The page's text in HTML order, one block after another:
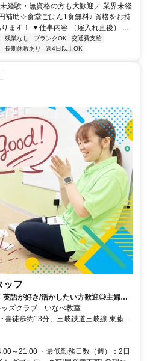
経験・無資格の方も大歓迎／ 業界未経
補助☆食堂ごはん1食無料♪ 資格をお持
ます！ ▼仕事内容 （雇入れ直後） ...
残業なし ブランクOK
交通費支給
長期休暇あり 週4日以上OK
ッフ
英語が好き/活かしたい方歓迎◎主婦
ッズクラブ いなべ教室
喜徒歩約13分、三岐鉄道三岐線 東藤原
勢治田徒歩約33分 三岐鉄道北勢線
近隣教室への勤務も応相談 ※屋内禁煙
～21:00 ・最低勤務日数（週）：2日